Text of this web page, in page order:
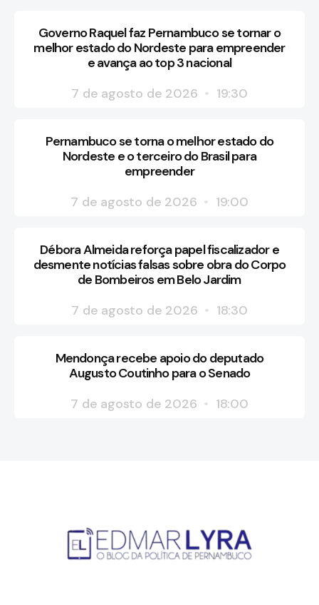
Governo Raquel faz Pernambuco se tornar o
melhor estado do Nordeste para empreender
e avança ao top 3 nacional
7 de agosto de 2026
19:30
Pernambuco se torna o melhor estado do
Nordeste e o terceiro do Brasil para
empreender
7 de agosto de 2026
19:00
Débora Almeida reforça papel fiscalizador e
desmente notícias falsas sobre obra do Corpo
de Bombeiros em Belo Jardim
7 de agosto de 2026
18:30
Mendonça recebe apoio do deputado
Augusto Coutinho para o Senado
7 de agosto de 2026
18:00